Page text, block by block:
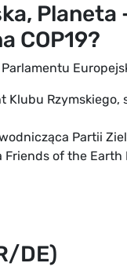
COP19?
Parlamentu
Klubu Rzymskiego,
Partii
Friends of the Earth
DE)